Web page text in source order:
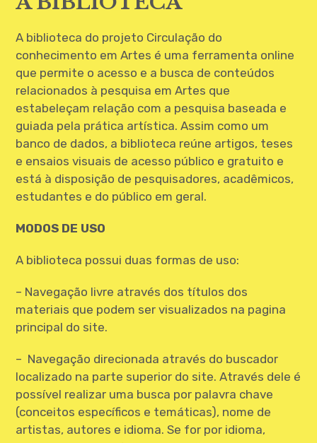
LINKS
APOIO À PESQUISA
MAPEAMENTO
REVISTA IEPA
CONTATO
A biblioteca do projeto Circulação do
conhecimento em Artes é uma ferramenta online
que permite o acesso e a busca de conteúdos
relacionados à pesquisa em Artes que
estabeleçam relação com a pesquisa baseada e
guiada pela prática artística. Assim como um
banco de dados, a biblioteca reúne artigos, teses
e ensaios visuais de acesso público e gratuito e
está à disposição de pesquisadores, acadêmicos,
estudantes e do público em geral.
MODOS DE USO
A biblioteca possui duas formas de uso:
– Navegação livre através dos títulos dos
materiais que podem ser visualizados na pagina
principal do site.
– Navegação direcionada através do buscador
localizado na parte superior do site. Através dele é
possível realizar uma busca por palavra chave
(conceitos específicos e temáticas), nome de
artistas, autores e idioma. Se for por idioma,